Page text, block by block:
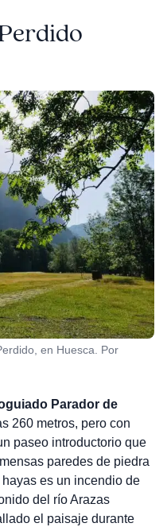
en Huesca. Por
Parador de
260 metros, pero con
paseo introductorio que
paredes de piedra
es un incendio de
del río Arazas
el paisaje durante